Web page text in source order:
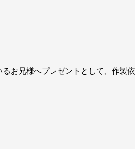
お兄様へプレゼントとして、作製依